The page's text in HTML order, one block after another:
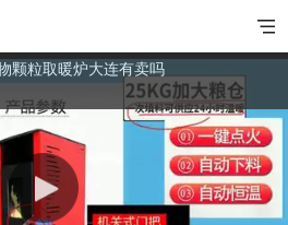
颗粒取暖炉大连有卖吗